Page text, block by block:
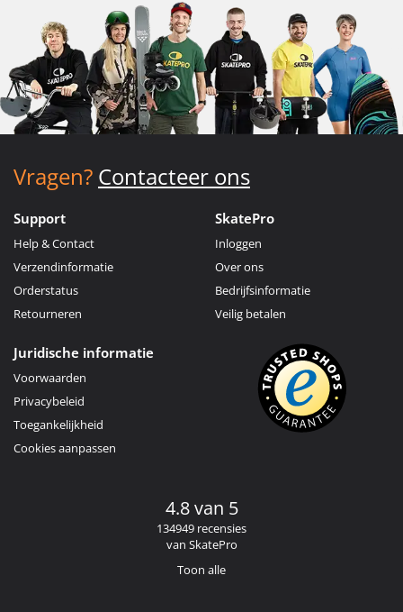
Vragen? Contacteer ons
Support
Help & Contact
Verzendinformatie
Orderstatus
Retourneren
SkatePro
Inloggen
Over ons
Bedrijfsinformatie
Veilig betalen
Juridische informatie
Voorwaarden
Privacybeleid
Toegankelijkheid
Cookies aanpassen
4.8 van 5
134949 recensies
van SkatePro
Toon alle